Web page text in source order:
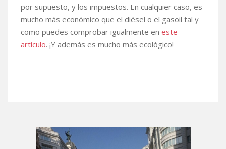
por supuesto, y los impuestos. En cualquier caso, es
mucho más económico que el diésel o el gasoil tal y
como puedes comprobar igualmente en este
artículo. ¡Y además es mucho más ecológico!